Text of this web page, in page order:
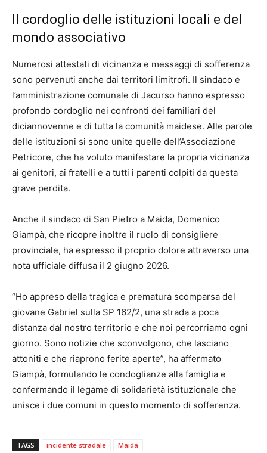
Il cordoglio delle istituzioni locali e del
mondo associativo
Numerosi attestati di vicinanza e messaggi di sofferenza
sono pervenuti anche dai territori limitrofi. Il sindaco e
l’amministrazione comunale di Jacurso hanno espresso
profondo cordoglio nei confronti dei familiari del
diciannovenne e di tutta la comunità maidese. Alle parole
delle istituzioni si sono unite quelle dell’Associazione
Petricore, che ha voluto manifestare la propria vicinanza
ai genitori, ai fratelli e a tutti i parenti colpiti da questa
grave perdita.
Anche il sindaco di San Pietro a Maida, Domenico
Giampà, che ricopre inoltre il ruolo di consigliere
provinciale, ha espresso il proprio dolore attraverso una
nota ufficiale diffusa il 2 giugno 2026.
“Ho appreso della tragica e prematura scomparsa del
giovane Gabriel sulla SP 162/2, una strada a poca
distanza dal nostro territorio e che noi percorriamo ogni
giorno. Sono notizie che sconvolgono, che lasciano
attoniti e che riaprono ferite aperte”, ha affermato
Giampà, formulando le condoglianze alla famiglia e
confermando il legame di solidarietà istituzionale che
unisce i due comuni in questo momento di sofferenza.
TAGS incidente stradale Maida